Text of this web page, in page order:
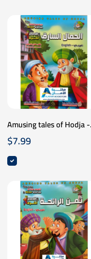
Amusing tales of Hodja -
نوادر جحا - الحمال السارق -
عربي انكليزي
$7.99